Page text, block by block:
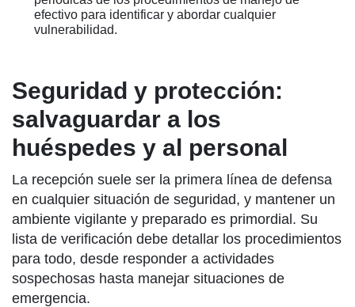
efectivo para identificar y abordar cualquier
vulnerabilidad.
Seguridad y protección:
salvaguardar a los
huéspedes y al personal
La recepción suele ser la primera línea de defensa
en cualquier situación de seguridad, y mantener un
ambiente vigilante y preparado es primordial. Su
lista de verificación debe detallar los procedimientos
para todo, desde responder a actividades
sospechosas hasta manejar situaciones de
emergencia.